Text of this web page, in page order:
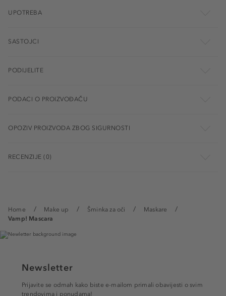
Home Make up Šminka za oči
Maskare
Vamp! Mascara
UPOTREBA
SASTOJCI
PODIJELITE
PODACI O PROIZVOĐAČU
OPOZIV PROIZVODA ZBOG SIGURNOSTI
RECENZIJE (0)
Newsletter
Prijavite se odmah kako biste e-mailom primali obavijesti o svim
trendovima i ponudama!